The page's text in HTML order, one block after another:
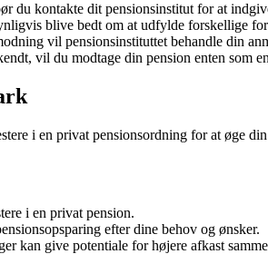
du kontakte dit pensionsinstitut for at
blive bedt om at udfylde forskellige
vil pensionsinstituttet behandle din
vil du modtage din pension enten som
i en privat pensionsordning for at øge
i en privat pension.
efter dine behov og ønsker.
kan give potentiale for højere afkast